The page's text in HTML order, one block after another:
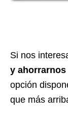
Si nos
y
opción
que más